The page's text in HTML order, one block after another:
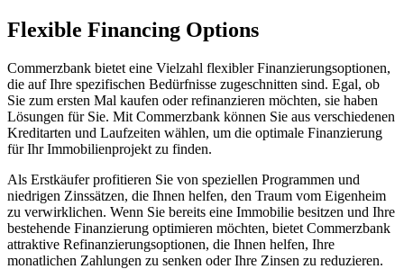
Flexible Financing Options
Commerzbank bietet eine Vielzahl flexibler Finanzierungsoptionen,
die auf Ihre spezifischen Bedürfnisse zugeschnitten sind. Egal, ob
Sie zum ersten Mal kaufen oder refinanzieren möchten, sie haben
Lösungen für Sie. Mit Commerzbank können Sie aus verschiedenen
Kreditarten und Laufzeiten wählen, um die optimale Finanzierung
für Ihr Immobilienprojekt zu finden.
Als Erstkäufer profitieren Sie von speziellen Programmen und
niedrigen Zinssätzen, die Ihnen helfen, den Traum vom Eigenheim
zu verwirklichen. Wenn Sie bereits eine Immobilie besitzen und Ihre
bestehende Finanzierung optimieren möchten, bietet Commerzbank
attraktive Refinanzierungsoptionen, die Ihnen helfen, Ihre
monatlichen Zahlungen zu senken oder Ihre Zinsen zu reduzieren.